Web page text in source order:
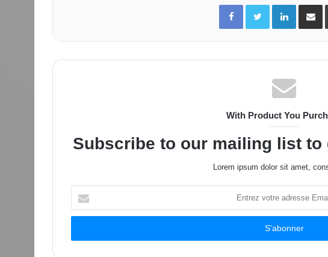
FacebookTwitter Linkedin
With Product You
Subscribe to our mailing list to
Lorem ipsum dolor sit amet,
votre
adresse